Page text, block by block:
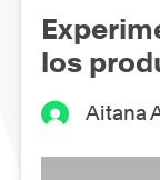
los
Aitana